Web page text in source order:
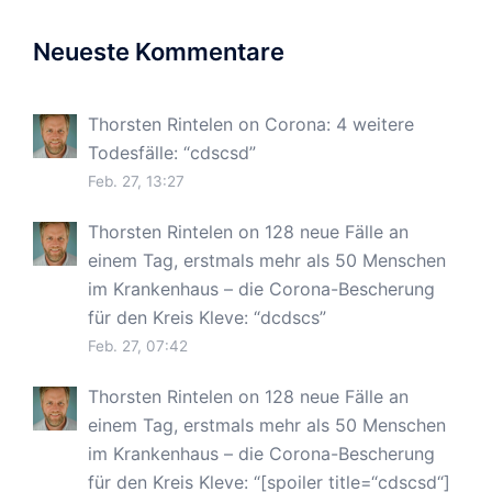
Neueste Kommentare
Thorsten Rintelen on Corona: 4 weitere
Todesfälle: “cdscsd”
Feb. 27, 13:27
Thorsten Rintelen on 128 neue Fälle an
einem Tag, erstmals mehr als 50 Menschen
im Krankenhaus – die Corona-Bescherung
für den Kreis Kleve: “dcdscs”
Feb. 27, 07:42
Thorsten Rintelen on 128 neue Fälle an
einem Tag, erstmals mehr als 50 Menschen
im Krankenhaus – die Corona-Bescherung
für den Kreis Kleve: “[spoiler title=“cdscsd“]